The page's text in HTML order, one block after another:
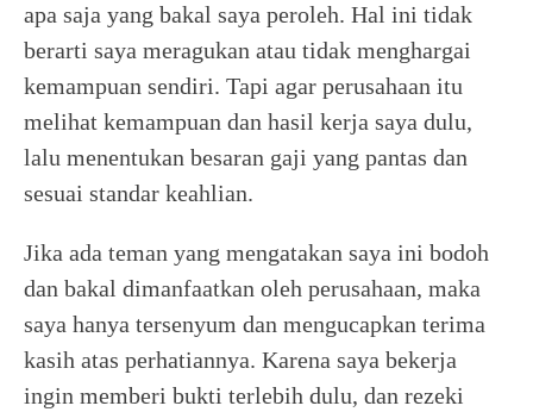
apa saja yang bakal saya peroleh. Hal ini tidak
berarti saya meragukan atau tidak menghargai
kemampuan sendiri. Tapi agar perusahaan itu
melihat kemampuan dan hasil kerja saya dulu,
lalu menentukan besaran gaji yang pantas dan
sesuai standar keahlian.
Jika ada teman yang mengatakan saya ini bodoh
dan bakal dimanfaatkan oleh perusahaan, maka
saya hanya tersenyum dan mengucapkan terima
kasih atas perhatiannya. Karena saya bekerja
ingin memberi bukti terlebih dulu, dan rezeki